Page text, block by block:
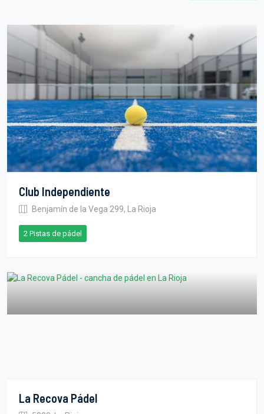
Club Independiente
Benjamín de la Vega 299, La Rioja
2 Pistas de pádel
La Recova Pádel